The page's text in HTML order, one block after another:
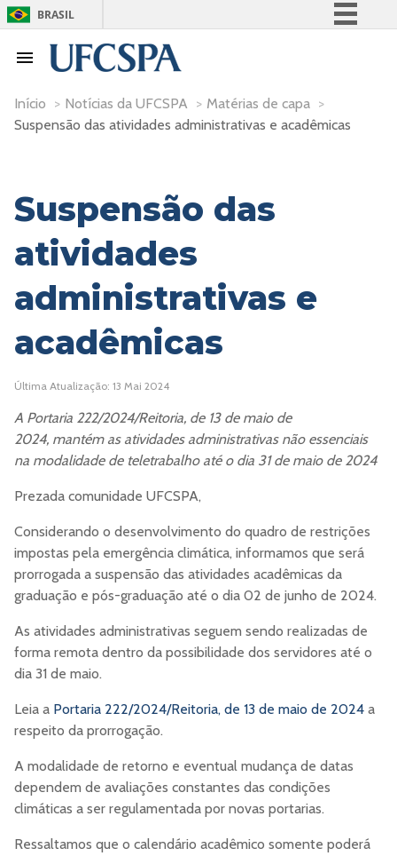
BRASIL
Participe
Acesso à informação
Início > Notícias da UFCSPA > Matérias de capa >
Suspensão das atividades administrativas e acadêmicas
Suspensão das
atividades
administrativas e
acadêmicas
Última Atualização: 13 Mai 2024
A Portaria 222/2024/Reitoria, de 13 de maio de
2024, mantém as atividades administrativas não essenciais
na modalidade de teletrabalho até o dia 31 de maio de 2024
Prezada comunidade UFCSPA,
Considerando o desenvolvimento do quadro de restrições
impostas pela emergência climática, informamos que será
prorrogada a suspensão das atividades acadêmicas da
graduação e pós-graduação até o dia 02 de junho de 2024.
As atividades administrativas seguem sendo realizadas de
forma remota dentro da possibilidade dos servidores até o
dia 31 de maio.
Leia a Portaria 222/2024/Reitoria, de 13 de maio de 2024 a
respeito da prorrogação.
A modalidade de retorno e eventual mudança de datas
dependem de avaliações constantes das condições
climáticas a ser regulamentada por novas portarias.
Ressaltamos que o calendário acadêmico somente poderá